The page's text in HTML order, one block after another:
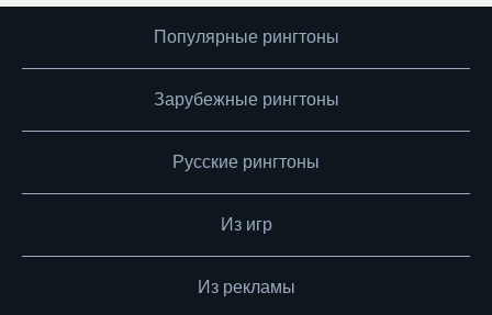
Популярные рингтоны
Зарубежные рингтоны
Русские рингтоны
Из игр
Из рекламы